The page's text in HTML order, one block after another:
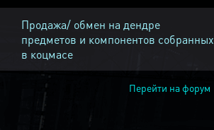
Продажа/ обмен на дендре
предметов и компонентов собранных
в коцмасе
Перейти на форум